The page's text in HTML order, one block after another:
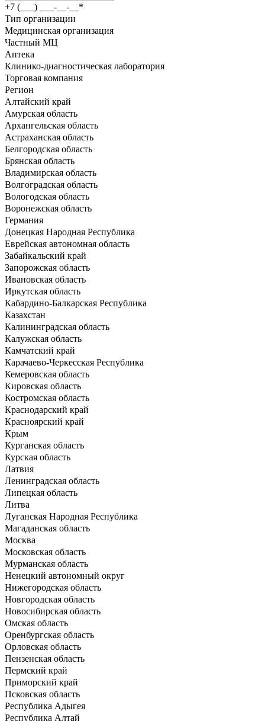
+7 (___) ___-__-__ *
Тип организации
Медицинская организация
Частный МЦ
Аптека
Клинико-диагностическая лаборатория
Торговая компания
Регион
Алтайский край
Амурская область
Архангельская область
Астраханская область
Белгородская область
Брянская область
Владимирская область
Волгоградская область
Вологодская область
Воронежская область
Германия
Донецкая Народная Республика
Еврейская автономная область
Забайкальский край
Запорожская область
Ивановская область
Иркутская область
Кабардино-Балкарская Республика
Казахстан
Калининградская область
Калужская область
Камчатский край
Карачаево-Черкесская Республика
Кемеровская область
Кировская область
Костромская область
Краснодарский край
Красноярский край
Крым
Курганская область
Курская область
Латвия
Ленинградская область
Липецкая область
Литва
Луганская Народная Республика
Магаданская область
Москва
Московская область
Мурманская область
Ненецкий автономный округ
Нижегородская область
Новгородская область
Новосибирская область
Омская область
Оренбургская область
Орловская область
Пензенская область
Пермский край
Приморский край
Псковская область
Республика Адыгея
Республика Алтай